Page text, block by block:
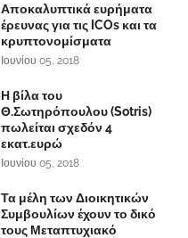
Αποκαλυπτικά ευρήματα
έρευνας για τις ICOs και τα
κρυπτονομίσματα
Ιουνίου 05, 2018
Η βίλα του
Θ.Σωτηρόπουλου (Sotris)
πωλείται σχεδόν 4
εκατ.ευρώ
Ιουνίου 05, 2018
Τα μέλη των Διοικητικών
Συμβουλίων έχουν το δικό
τους Μεταπτυχιακό